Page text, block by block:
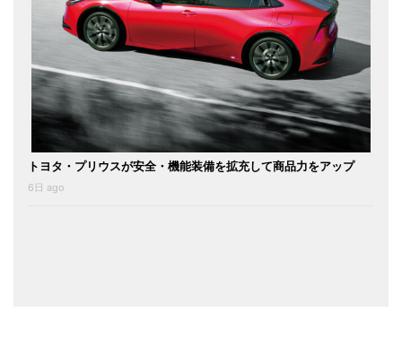
トヨタ・プリウスが安全・機能装備を拡充して商品力をアップ
6日 ago